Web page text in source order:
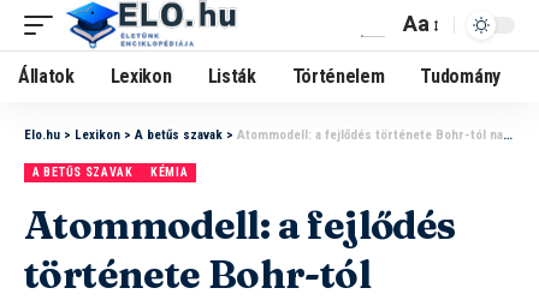
Aa
Állatok Lexikon Listák Történelem Tudomány
Elo.hu > Lexikon > A betűs szavak > Atommodell: a fejlődés története Bohr-tól napjainkig
A BETŰS SZAVAK KÉMIA
Atommodell: a fejlődés
története Bohr-tól